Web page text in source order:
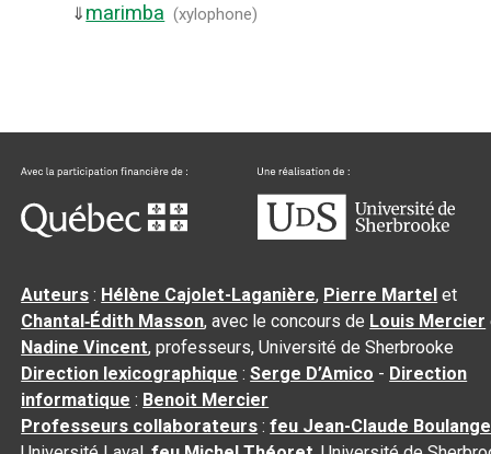
⇓ marimba (xylophone)
Auteurs : Hélène Cajolet-Laganière, Pierre Martel et
Chantal‑Édith Masson, avec le concours de Louis Mercier
Nadine Vincent, professeurs, Université de Sherbrooke
Direction lexicographique :Serge D’Amico - Direction
informatique : Benoit Mercier
Professeurs collaborateurs :feu Jean-Claude